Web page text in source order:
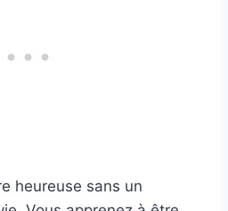
heureuse sans un